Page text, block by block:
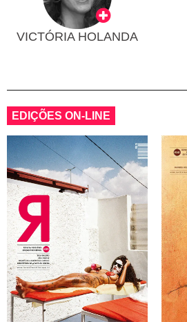
VICTÓRIA HOLANDA
EDIÇÕES ON-LINE